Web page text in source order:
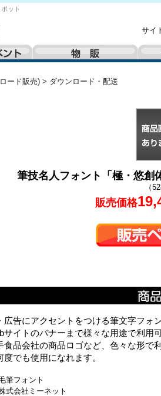
ット
サイ
ード販売) > ダウンロード・配送
筆技名人フォント「極・悠
（
販売価格
広告にアクセントをつける筆文字フォ
サイトのバナーまで様々な用途で利用
食品会社の商品ロゴなど、色々な形
度でも使用になれます。
筆フォント
式会社ミーネット